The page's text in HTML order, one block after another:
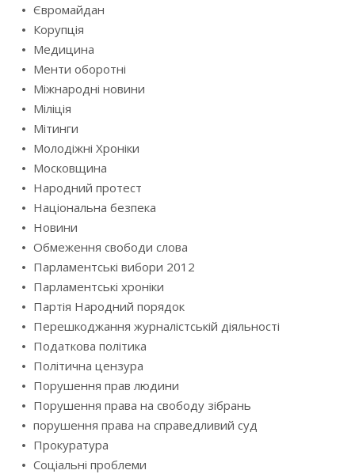
Євромайдан
Корупція
Медицина
Менти оборотні
Міжнародні новини
Міліція
Мітинги
Молодіжні Хроніки
Московщина
Народний протест
Національна безпека
Новини
Обмеження свободи слова
Парламентські вибори 2012
Парламентські хроніки
Партія Народний порядок
Перешкоджання журналістській діяльності
Податкова політика
Політична цензура
Порушення прав людини
Порушення права на свободу зібрань
порушення права на справедливий суд
Прокуратура
Соціальні проблеми